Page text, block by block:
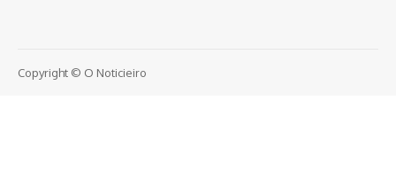
Copyright © O Noticieiro